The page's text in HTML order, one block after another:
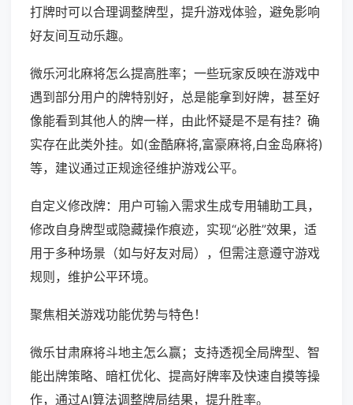
打牌时可以合理调整牌型，提升游戏体验，避免影响
好友间互动乐趣。
微乐河北麻将怎么提高胜率；一些玩家反映在游戏中
遇到部分用户的牌特别好，总是能拿到好牌，甚至好
像能看到其他人的牌一样，由此怀疑是不是有挂？确
实存在此类外挂。如(金酷麻将,富豪麻将,白金岛麻将)
等，建议通过正规途径维护游戏公平。
自定义修改牌：用户可输入需求生成专用辅助工具，
修改自身牌型或隐藏操作痕迹，实现“必胜”效果，适
用于多种场景（如与好友对局），但需注意遵守游戏
规则，维护公平环境。
聚焦相关游戏功能优势与特色！
微乐甘肃麻将斗地主怎么赢；支持透视全局牌型、智
能出牌策略、暗杠优化、提高好牌率及快速自摸等操
作，通过AI算法调整牌局结果，提升胜率。